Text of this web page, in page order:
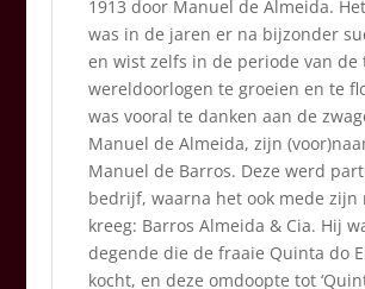
1913 door Manuel de Almeida.
was in de jaren er na bijzonder
en wist zelfs in de periode van de
wereldoorlogen te groeien en te
was vooral te danken aan de
Manuel de Almeida, zijn
Manuel de Barros. Deze werd
bedrijf, waarna het ook mede zijn
kreeg: Barros Almeida & Cia. Hij
degende die de fraaie Quinta do
kocht, en deze omdoopte tot